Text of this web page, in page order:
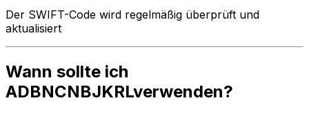
Der SWIFT-Code wird regelmäßig überprüft und
aktualisiert
Wann sollte ich
ADBNCNBJKRLverwenden?